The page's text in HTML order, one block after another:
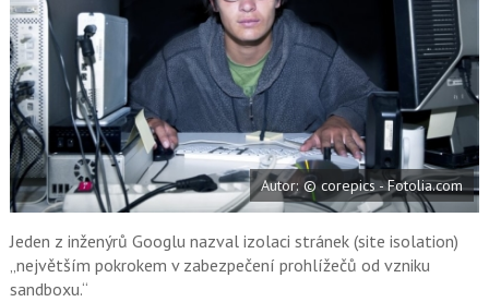
e
t
e
j
t
e
n
a
F
a
c
e
b
o
o
k
u
e
n
a
s
X
Autor: © corepics - Fotolia.com
Jeden z inženýrů Googlu nazval izolaci stránek (site isolation)
„největším pokrokem v zabezpečení prohlížečů od vzniku
sandboxu.“